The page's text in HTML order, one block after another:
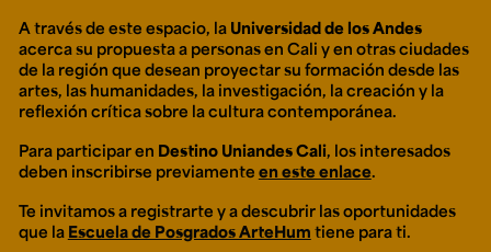
A través de este espacio, la Universidad de los Andes
acerca su propuesta a personas en Cali y en otras ciudades
de la región que desean proyectar su formación desde las
artes, las humanidades, la investigación, la creación y la
reflexión crítica sobre la cultura contemporánea.
Para participar en Destino Uniandes Cali, los interesados
deben inscribirse previamente en este enlace.
Te invitamos a registrarte y a descubrir las oportunidades
que la Escuela de Posgrados ArteHum tiene para ti.